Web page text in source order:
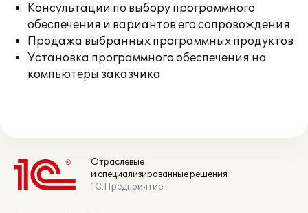
Консультации по выбору программного
обеспечения и вариантов его сопровождения
Продажа выбранных программных продуктов
Установка программного обеспечения на
компьютеры заказчика
Отраслевые
и специализированные решения
1С:Предприятие